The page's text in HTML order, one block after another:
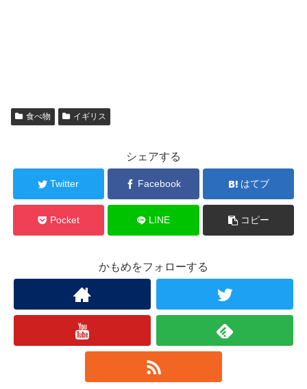
食べ物 イギリス
シェアする
Twitter Facebook はてブ
Pocket LINE コピー
かもめをフォローする